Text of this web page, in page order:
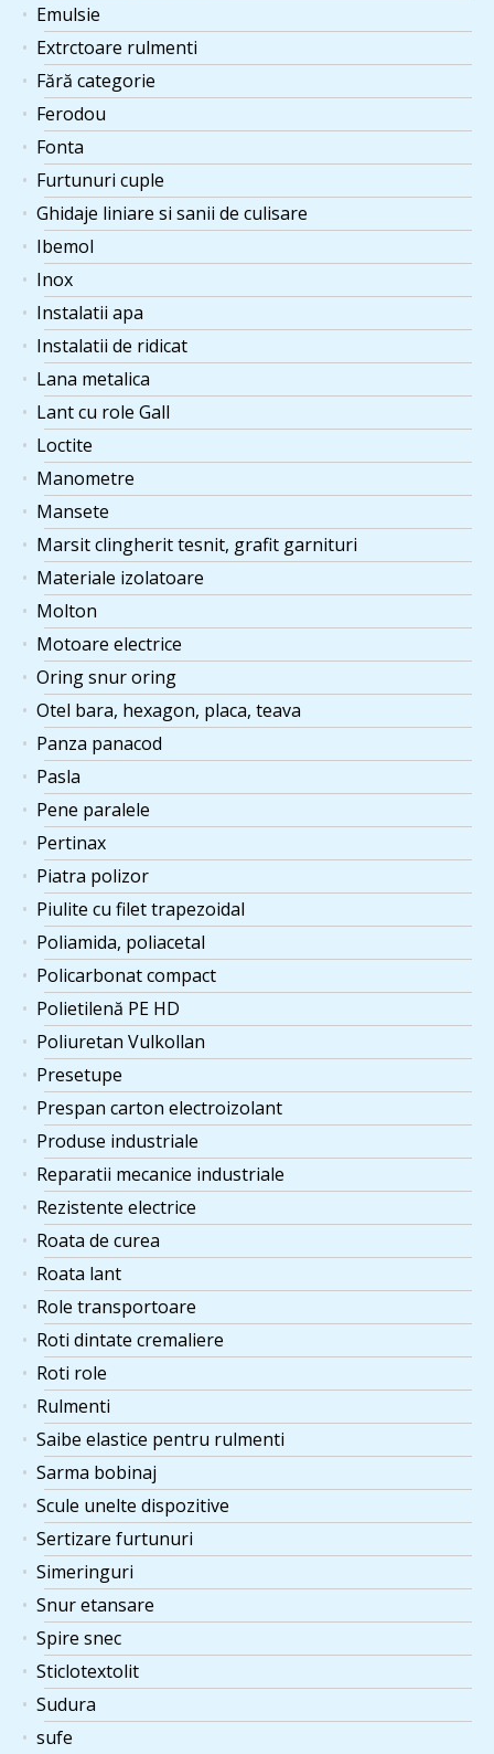
Emulsie
Extrctoare rulmenti
Fără categorie
Ferodou
Fonta
Furtunuri cuple
Ghidaje liniare si sanii de culisare
Ibemol
Inox
Instalatii apa
Instalatii de ridicat
Lana metalica
Lant cu role Gall
Loctite
Manometre
Mansete
Marsit clingherit tesnit, grafit garnituri
Materiale izolatoare
Molton
Motoare electrice
Oring snur oring
Otel bara, hexagon, placa, teava
Panza panacod
Pasla
Pene paralele
Pertinax
Piatra polizor
Piulite cu filet trapezoidal
Poliamida, poliacetal
Policarbonat compact
Polietilenă PE HD
Poliuretan Vulkollan
Presetupe
Prespan carton electroizolant
Produse industriale
Reparatii mecanice industriale
Rezistente electrice
Roata de curea
Roata lant
Role transportoare
Roti dintate cremaliere
Roti role
Rulmenti
Saibe elastice pentru rulmenti
Sarma bobinaj
Scule unelte dispozitive
Sertizare furtunuri
Simeringuri
Snur etansare
Spire snec
Sticlotextolit
Sudura
sufe